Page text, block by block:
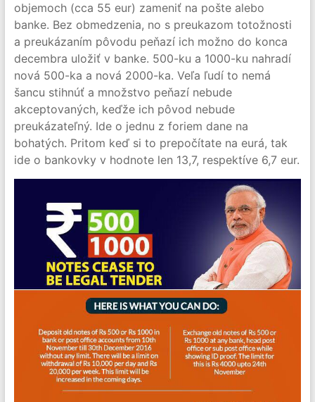
objemoch (cca 55 eur) zameniť na pošte alebo
banke. Bez obmedzenia, no s preukazom totožnosti
a preukázaním pôvodu peňazí ich možno do konca
decembra uložiť v banke. 500-ku a 1000-ku nahradí
nová 500-ka a nová 2000-ka. Veľa ľudí to nemá
šancu stihnúť a množstvo peňazí nebude
akceptovaných, keďže ich pôvod nebude
preukázateľný. Ide o jednu z foriem dane na
bohatých. Pritom keď si to prepočítate na eurá, tak
ide o bankovky v hodnote len 13,7, respektíve 6,7 eur.